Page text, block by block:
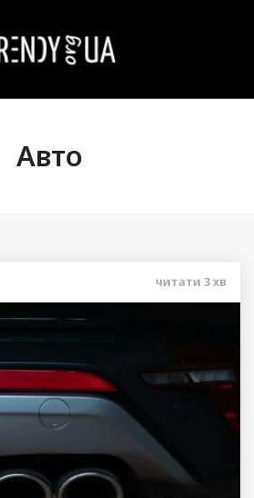
Авто
читати 3хв